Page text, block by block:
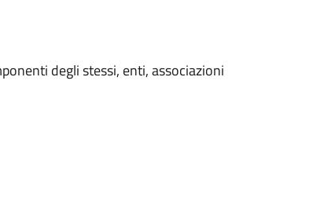
degli stessi, enti, associazioni